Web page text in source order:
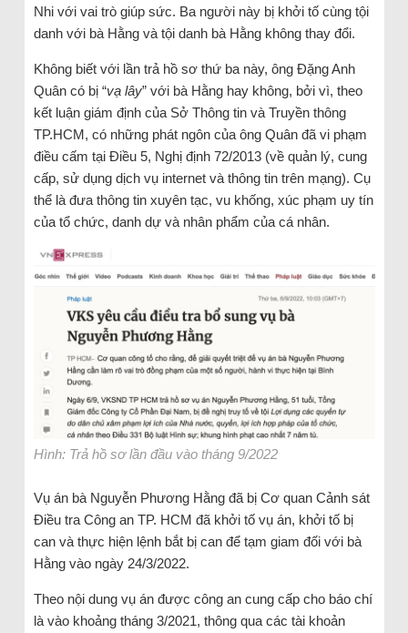
Nhi với vai trò giúp sức. Ba người này bị khởi tố cùng tội
danh với bà Hằng và tội danh bà Hằng không thay đổi.
Không biết với lần trả hồ sơ thứ ba này, ông Đặng Anh
Quân có bị “vạ lây” với bà Hằng hay không, bởi vì, theo
kết luận giám định của Sở Thông tin và Truyền thông
TP.HCM, có những phát ngôn của ông Quân đã vi phạm
điều cấm tại Điều 5, Nghị định 72/2013 (về quản lý, cung
cấp, sử dụng dịch vụ internet và thông tin trên mạng). Cụ
thể là đưa thông tin xuyên tạc, vu khống, xúc phạm uy tín
của tổ chức, danh dự và nhân phẩm của cá nhân.
Hình: Trả hồ sơ lần đầu vào tháng 9/2022
Vụ án bà Nguyễn Phương Hằng đã bị Cơ quan Cảnh sát
Điều tra Công an TP. HCM đã khởi tố vụ án, khởi tố bị
can và thực hiện lệnh bắt bị can để tạm giam đối với bà
Hằng vào ngày 24/3/2022.
Theo nội dung vụ án được công an cung cấp cho báo chí
là vào khoảng tháng 3/2021, thông qua các tài khoản